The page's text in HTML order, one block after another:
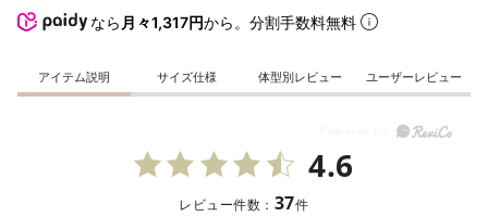
なら 月々1,317円から。分割手数料無料
アイテム説明 サイズ仕様 体型別レビュー ユーザーレビュー
4.6
レビュー件数： 37件